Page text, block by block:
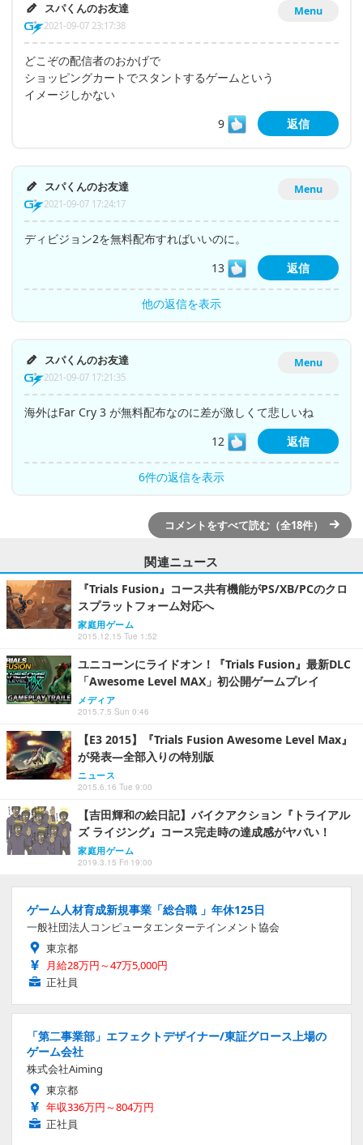
Menu
スパくんのお友達
2021-09-07 23:17:38
どこぞの配信者のおかげで
ショッピングカートでスタントするゲームという
イメージしかない
9
返信
Menu
スパくんのお友達
2021-09-07 17:24:17
ディビジョン2を無料配布すればいいのに。
13
返信
他の返信を表示
Menu
スパくんのお友達
2021-09-07 17:21:35
海外はFar Cry 3 が無料配布なのに差が激しくて悲しいね
12
返信
6件の返信を表示
コメントをすべて読む（全18件）
関連ニュース
『Trials Fusion』コース共有機能がPS/XB/PCのクロ
スプラットフォーム対応へ
家庭用ゲーム
2015.12.15 Tue 1:52
ユニコーンにライドオン！『Trials Fusion』最新DLC
「Awesome Level MAX」初公開ゲームプレイ
メディア
2015.7.5 Sun 0:46
【E3 2015】『Trials Fusion Awesome Level Max』
が発表―全部入りの特別版
ニュース
2015.6.16 Tue 9:00
【吉田輝和の絵日記】バイクアクション『トライアル
ズ ライジング』コース完走時の達成感がヤバい！
家庭用ゲーム
2019.3.15 Fri 19:00
ゲーム人材育成新規事業「総合職 」年休125日
一般社団法人コンピュータエンターテインメント協会
東京都
月給28万円～47万5,000円
正社員
「第二事業部」エフェクトデザイナー/東証グロース上場の
ゲーム会社
株式会社Aiming
東京都
年収336万円～804万円
正社員